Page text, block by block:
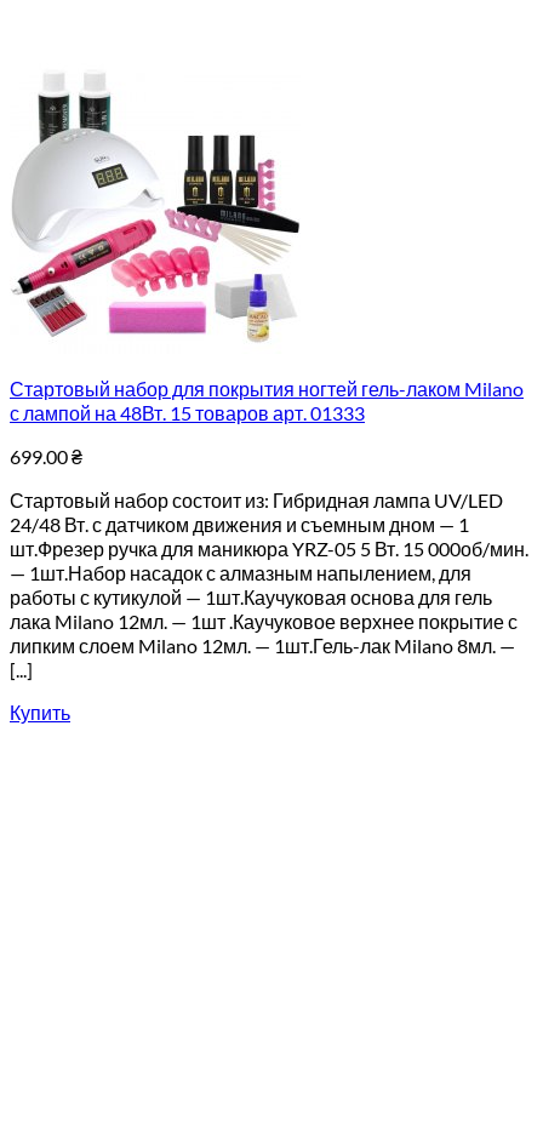
Стартовый набор для покрытия ногтей гель-лаком Milano
с лампой на 48Вт. 15 товаров арт. 01333
699.00₴
Стартовый набор состоит из: Гибридная лампа UV/LED
24/48 Вт. с датчиком движения и съемным дном — 1
шт.Фрезер ручка для маникюра YRZ-05 5 Вт. 15 000об/мин.
— 1шт.Набор насадок с алмазным напылением, для
работы с кутикулой — 1шт.Каучуковая основа для гель
лака Milano 12мл. — 1шт .Каучуковое верхнее покрытие с
липким слоем Milano 12мл. — 1шт.Гель-лак Milano 8мл. —
[...]
Купить